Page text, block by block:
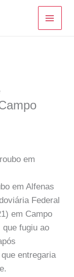
em
em Alfenas
Federal
em Campo
fugiu ao
entregaria